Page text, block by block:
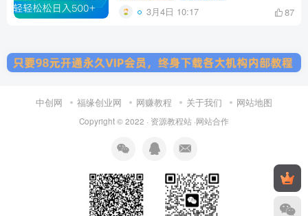
3月4日 10:17 87
中创网 福缘创业网 网赚教程 关于我们 网站地图
Copyright © 2022 · 资源教程站 ·网站合作